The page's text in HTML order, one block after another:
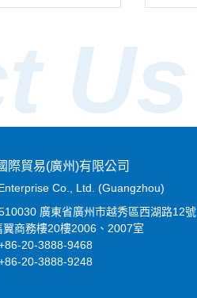
Us
際貿易(廣州)有限公司
Co., Ltd. (Guangzhou)
廣東省廣州市越秀區西湖路12號
翼商務樓20樓2006、2007室
20-3888-9468
20-3888-9248